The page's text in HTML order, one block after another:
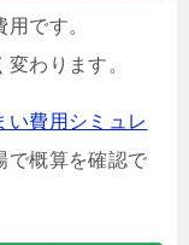
です。
わります。
い費用シミュレ
で概算を確認で